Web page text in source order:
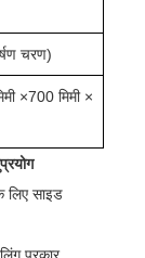
चरण)
×700 मिमी ×
साइड
प्रकार